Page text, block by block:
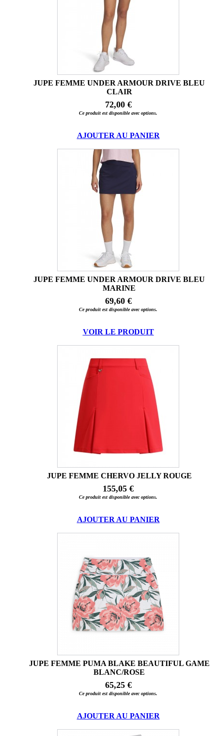
JUPE FEMME UNDER ARMOUR DRIVE BLEU
CLAIR
72,00 €
Ce produit est disponible avec options.
AJOUTER AU PANIER
JUPE FEMME UNDER ARMOUR DRIVE BLEU
MARINE
69,60 €
Ce produit est disponible avec options.
VOIR LE PRODUIT
JUPE FEMME CHERVO JELLY ROUGE
155,05 €
Ce produit est disponible avec options.
AJOUTER AU PANIER
JUPE FEMME PUMA BLAKE BEAUTIFUL GAME
BLANC/ROSE
65,25 €
Ce produit est disponible avec options.
AJOUTER AU PANIER